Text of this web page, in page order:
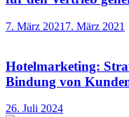
7. März 2021 7. März 2021
Hotelmarketing:
Bindung von
26. Juli 2024